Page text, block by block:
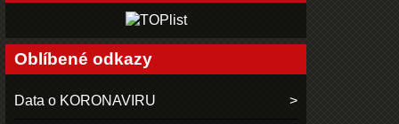
Oblíbené odkazy
Data o KORONAVIRU